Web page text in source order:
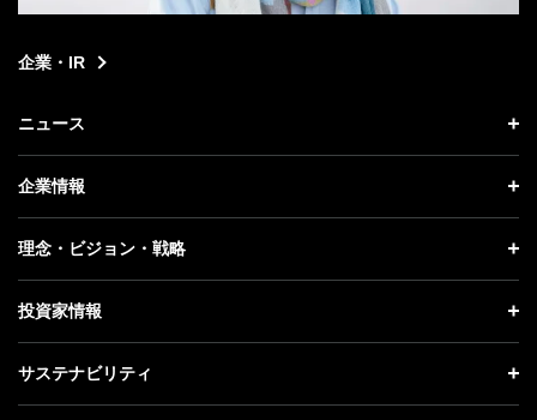
企業・IR
ニュース
ニュース トップ
プレスリリース
更新情報
記者説明会
企業情報
企業情報 トップ
社長メッセージ
事業紹介
理念・ビジョン・戦略
理念・ビジョン・戦略 トップ
成長戦略「Activate AI for Society」
投資家情報
投資家情報 トップ
経営方針
サステナビリティ